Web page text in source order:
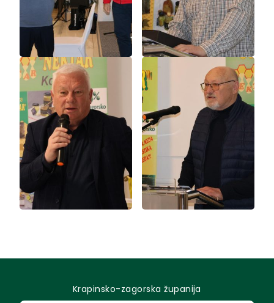
Krapinsko-zagorska županija